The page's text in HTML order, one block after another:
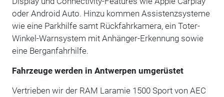
oder Android Auto. Hinzu kommen Assistenzsysteme
wie eine Parkhilfe samt Rückfahrkamera, ein Toter-
Winkel-Warnsystem mit Anhänger-Erkennung sowie
eine Berganfahrhilfe.
Fahrzeuge werden in Antwerpen umgerüstet
Vertrieben wir der RAM Laramie 1500 Sport von AEC